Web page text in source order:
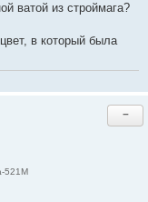
ватой из строймага?
в который была
521M
−